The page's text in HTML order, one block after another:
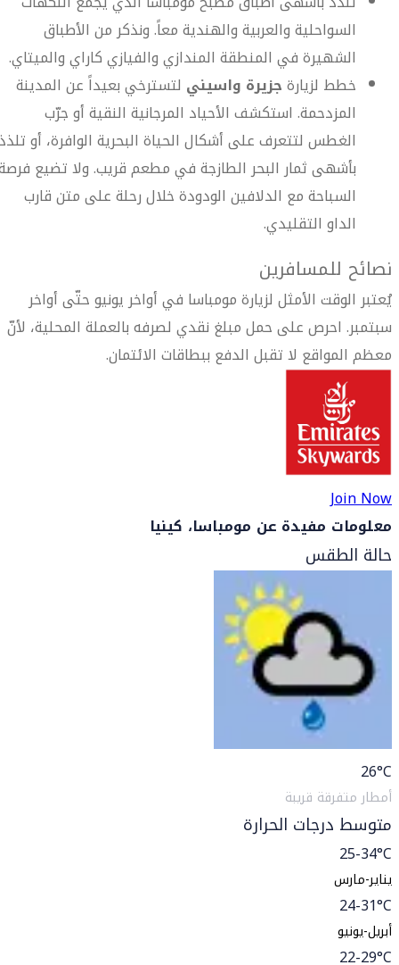
السواحلية والعربية والهندية معاً. ونذكر من الأطباق
الشهيرة في المنطقة المندازي والفيازي كاراي والميتاي.
خطط لزيارةجزيرة واسيني لتسترخي بعيداً عن المدينة
المزدحمة. استكشف الأحياد المرجانية النقية أو جرّب
الغطس لتتعرف على أشكال الحياة البحرية الوافرة، أو
بأشهى ثمار البحر الطازجة في مطعم قريب. ولا تضيع
السباحة مع الدلافين الودودة خلال رحلة على متن قارب
الداو التقليدي.
نصائح للمسافرين
يُعتبر الوقت الأمثل لزيارة مومباسا في أواخر يونيو حتّى أواخر
سبتمبر. احرص على حمل مبلغ نقدي لصرفه بالعملة المحلية، لأنّ
معظم المواقع لا تقبل الدفع ببطاقات الائتمان.
Join Now
معلومات مفيدة عن مومباسا، كينيا
حالة الطقس
26°C
أمطار متفرقة قريبة
متوسط درجات الحرارة
25-34°C
يناير-مارس
24-31°C
أبريل-يونيو
22-29°C